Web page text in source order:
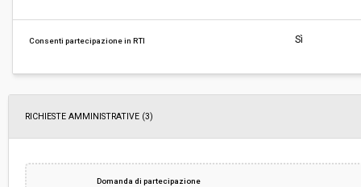
Consenti partecipazione in RTI Sì
RICHIESTE AMMINISTRATIVE (3)
Domanda di partecipazione